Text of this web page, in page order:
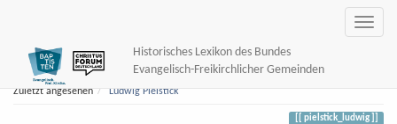
Historisches Lexikon des Bundes
Evangelisch-Freikirchlicher Gemeinden
Zuletzt angesehen Ludwig Pielstick
pielstick_ludwig